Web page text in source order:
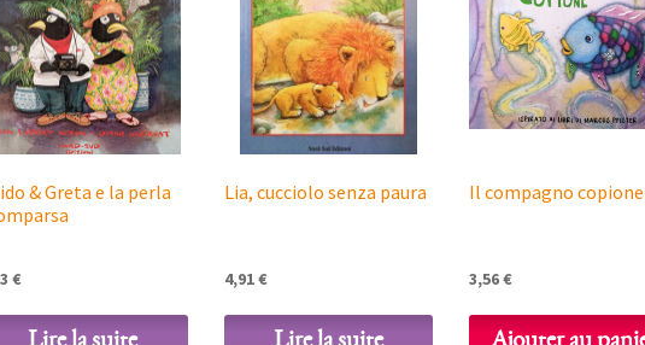
& Greta e la perla
€
Lire la suite
Lia, cucciolo senza paura
4,91€
Lire la suite
Il compagno copione
3,56€
Ajouter au